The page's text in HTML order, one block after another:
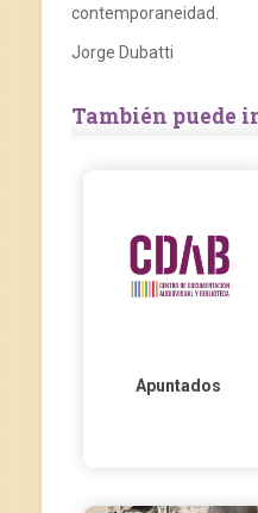
contemporaneidad.
Jorge Dubatti
También puede
Apuntados